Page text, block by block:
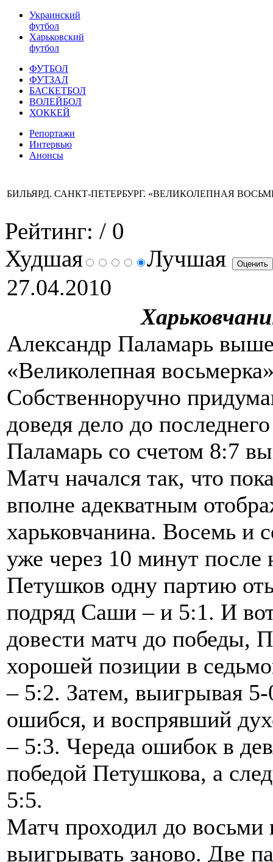
Украинский
футбол
Харьковский
футбол
ФУТБОЛ
ФУТЗАЛ
БАСКЕТБОЛ
ВОЛЕЙБОЛ
ХОККЕЙ
Репортажи
Интервью
Анонсы
БИЛЬЯРД. САНКТ-ПЕТЕРБУРГ. «ВЕЛИКОЛЕПНАЯ
Рейтинг: / 0
Худшая
Лучшая
27.04.2010
Александр Паламарь
«Великолепная
Собственноручно
доведя дело до
Паламарь со счетом 8:7
Матч начался так, что
вполне адекватным
харьковчанина. Восемь и
уже через 10 минут после
Петушков одну партию
подряд Саши – и 5:1. И
довести матч до победы,
хорошей позиции в
– 5:2. Затем, выигрывая
ошибся, и воспрявший
– 5:3. Череда ошибок в
победой Петушкова, а
5:5.
Матч проходил до
выигрывать заново. Две